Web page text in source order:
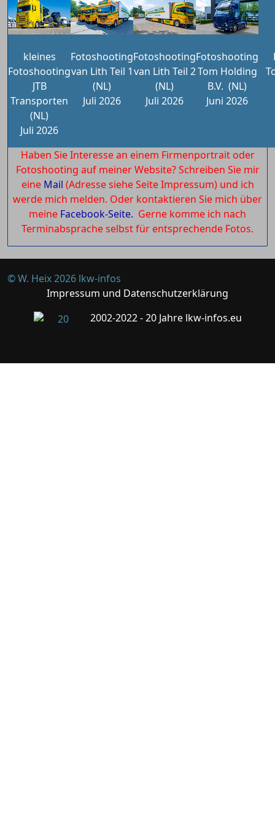
kleines
Fotoshooting
JTB
Transporten
(NL)
Juli 2026
Fotoshooting
van Lith Teil 1
(NL)
Juli 2026
Fotoshooting
van Lith Teil 2
(NL)
Juli 2026
Fotoshooting
Tom Holding
B.V. (NL)
Juni 2026
Haben Sie Interesse an einem Firmenportrait oder
Fotoshooting auf meiner Website? Schreiben Sie mir
eine Mail (Adresse siehe Seite Impressum) und ich
werde mich melden. Oder kontaktieren Sie mich über
meine Facebook-Seite. Gerne komme ich nach
Terminabsprache selbst für entsprechende Fotos.
© W. Heix 2026 lkw-infos
Impressum und Datenschutzerklärung
2002-2022 - 20 Jahre lkw-infos.eu